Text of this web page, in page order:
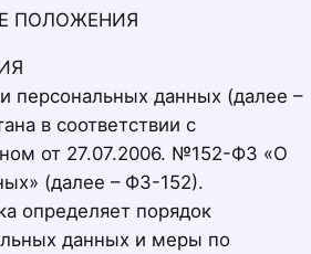
ПОЛОЖЕНИЯ
персональных данных (далее –
в соответствии с
от 27.07.2006. №152-ФЗ «О
(далее – ФЗ-152).
определяет порядок
данных и меры по